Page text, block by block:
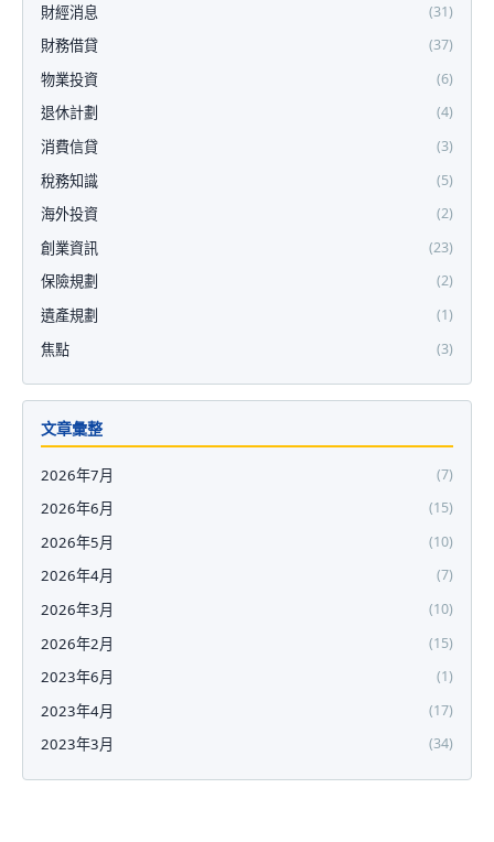
財經消息 (31)
財務借貸 (37)
物業投資 (6)
退休計劃 (4)
消費信貸 (3)
稅務知識 (5)
海外投資 (2)
創業資訊 (23)
保險規劃 (2)
遺產規劃 (1)
焦點 (3)
文章彙整
2026年7月 (7)
2026年6月 (15)
2026年5月 (10)
2026年4月 (7)
2026年3月 (10)
2026年2月 (15)
2023年6月 (1)
2023年4月 (17)
2023年3月 (34)